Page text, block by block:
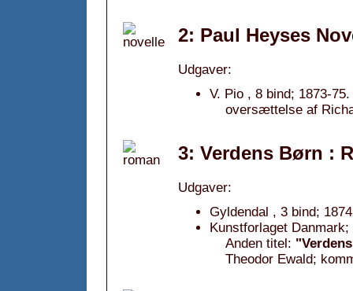
2: Paul Heyses
Udgaver:
V. Pio , 8 bind; 1873-75.
oversættelse af
3: Verdens Børn :
Udgaver:
Gyldendal , 3 bind;
Kunstforlaget Danmark;
Anden titel:
Theodor Ewald;